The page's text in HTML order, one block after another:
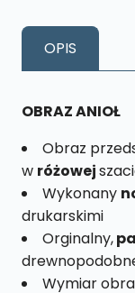
Rozmiar
22
OPIS
OBRAZ ANIOŁ
Obraz
w różowej
Wykonany
drukarskimi
Orginalny,
Wymiar